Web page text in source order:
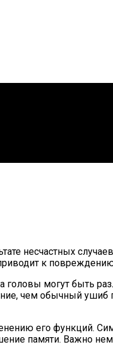
несчастных
к повреждению
головы могут быть
чем обычный ушиб
его функций.
памяти. Важно